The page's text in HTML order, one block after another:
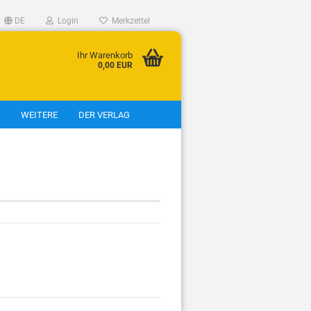
DE Login Merkzettel
Ihr Warenkorb
0,00 EUR
DER VERLAG
WEITERE